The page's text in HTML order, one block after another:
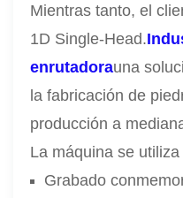
Mientras tanto, el
1D Single-Head.
enrutadorauna
la fabricación de
producción a
La máquina se
Grabado